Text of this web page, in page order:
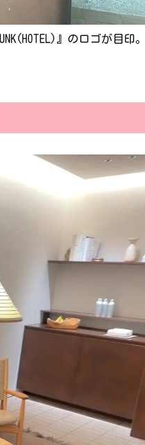
』のロゴが目印。